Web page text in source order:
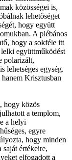
közösségei is,
lehetőséget
hogy együtt
A plébános
hogy a sokféle itt
együttműködést
polarizált,
lehetséges egység.
Krisztusban
hogy közös
a templom,
a helyi
egyre
hogy minden
értékeire,
elfogadott a